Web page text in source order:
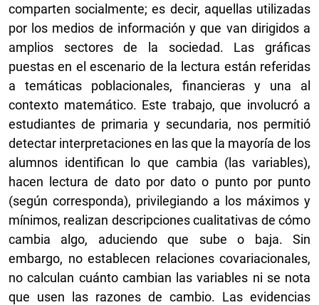
comparten socialmente; es decir, aquellas utilizadas
por los medios de información y que van dirigidos a
amplios sectores de la sociedad. Las gráficas
puestas en el escenario de la lectura están referidas
a temáticas poblacionales, financieras y una al
contexto matemático. Este trabajo, que involucró a
estudiantes de primaria y secundaria, nos permitió
detectar interpretaciones en las que la mayoría de los
alumnos identifican lo que cambia (las variables),
hacen lectura de dato por dato o punto por punto
(según corresponda), privilegiando a los máximos y
mínimos, realizan descripciones cualitativas de cómo
cambia algo, aduciendo que sube o baja. Sin
embargo, no establecen relaciones covariacionales,
no calculan cuánto cambian las variables ni se nota
que usen las razones de cambio. Las evidencias